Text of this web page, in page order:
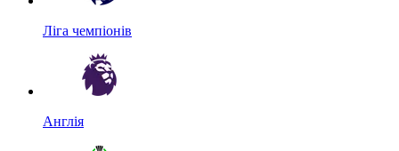
Ліга чемпіонів
Англія